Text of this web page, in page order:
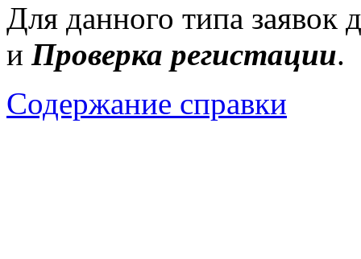
Для данного типа заявок
и Проверка регистации.
Содержание справки